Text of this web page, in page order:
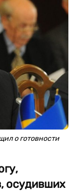
о готовности
осудивших